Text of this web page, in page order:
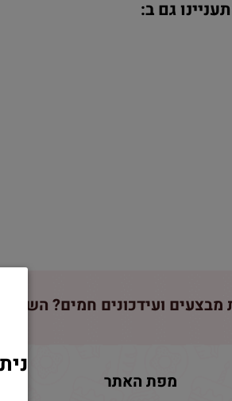
גם ב:
מבצעים ועידכונים חמים? השאירו
מפת האתר